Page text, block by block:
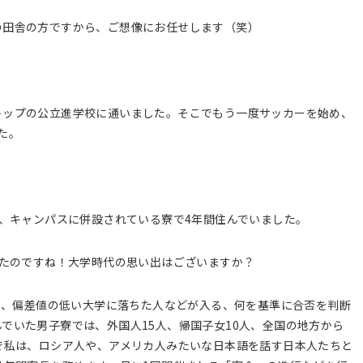
舎の方ですから、ご想像にお任せします（笑）
プの公立進学校に通いました。そこでもう一度サッカーを始め、
ャンパスに併設されている寮で4年間住んでいました。
のですね！大学時代の思い出はございますか？
偏差値の低い大学に落ちた人などが入る、何を基準に合否を判断
いた男子寮では、外国人15人、帰国子女10人、全国の地方から
は、ロシア人や、アメリカ人みたいな日本語を話す日本人たちと